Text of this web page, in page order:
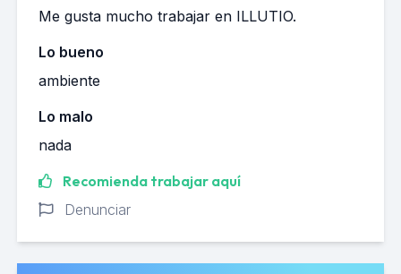
Me gusta mucho trabajar en ILLUTIO.
Lo bueno
ambiente
Lo malo
nada
Recomienda trabajar aquí
Denunciar